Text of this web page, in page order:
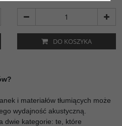
DO KOSZYKA
i materiałów tłumiących może
wydajność akustyczną.
dwie kategorie: te, które